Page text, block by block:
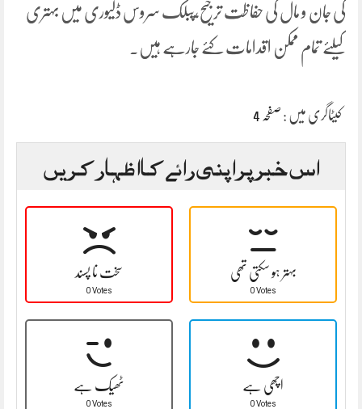
کی جان و مال کی حفاظت ترجیح،پبلک سروس ڈلیوری میں بہتری
کیلئے تمام ممکن اقدامات کئے جارہے ہیں۔
کیٹاگری میں : صفحہ 4
اس خبر پر اپنی رائے کا اظہار کریں
سخت نا پسند
0 Votes
بہتر ہو سکتی تھی
0 Votes
ٹھیک ہے
0 Votes
اچھی ہے
0 Votes